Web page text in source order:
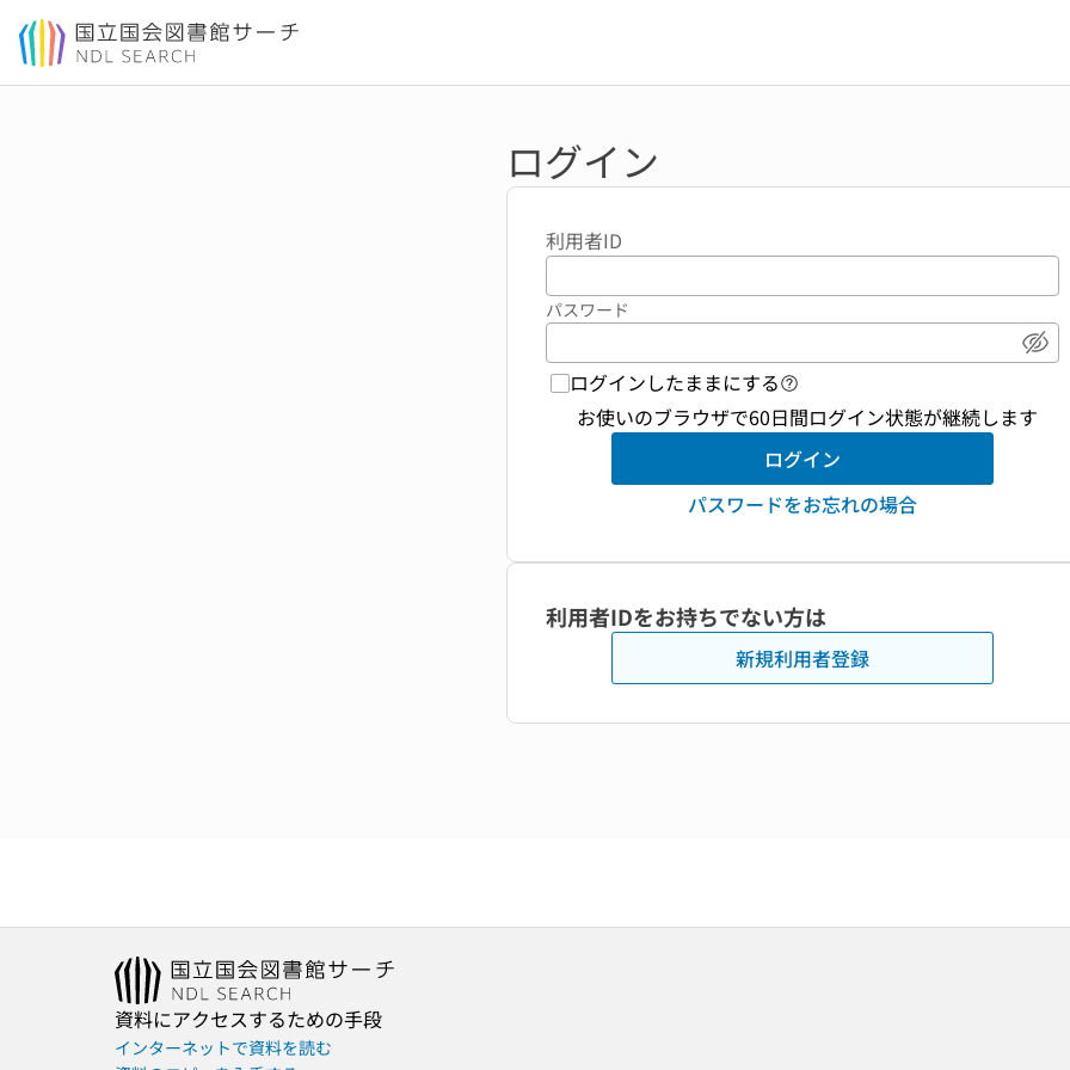
本文へ移動
ログイン
利用者ID
パスワード
パ
ログインしたままにする ログイン機能 ヘルプページへの
お使いのブラウザで60日間ログイン状態が継続します
ログイン
パスワードをお忘れの場合
利用者IDをお持ちでない方は
新規利用者登録
資料にアクセスするための手段
インターネットで資料を読む